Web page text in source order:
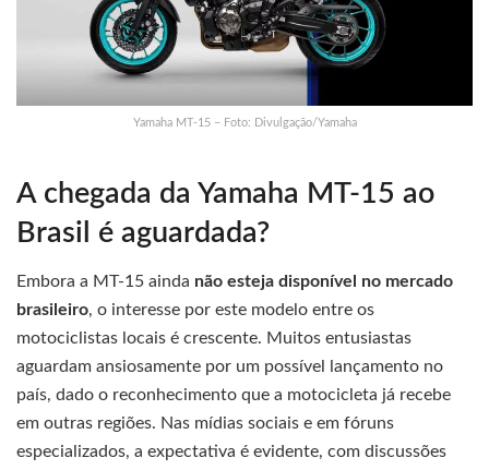
Yamaha MT-15 – Foto: Divulgação/Yamaha
A chegada da Yamaha MT-15 ao
Brasil é aguardada?
Embora a MT-15 ainda não esteja disponível no mercado
brasileiro, o interesse por este modelo entre os
motociclistas locais é crescente. Muitos entusiastas
aguardam ansiosamente por um possível lançamento no
país, dado o reconhecimento que a motocicleta já recebe
em outras regiões. Nas mídias sociais e em fóruns
especializados, a expectativa é evidente, com discussões